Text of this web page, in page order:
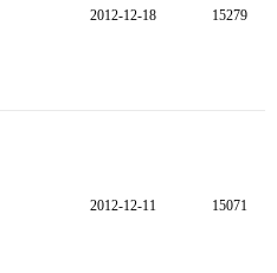
2012-12-18 15279
2012-12-11 15071